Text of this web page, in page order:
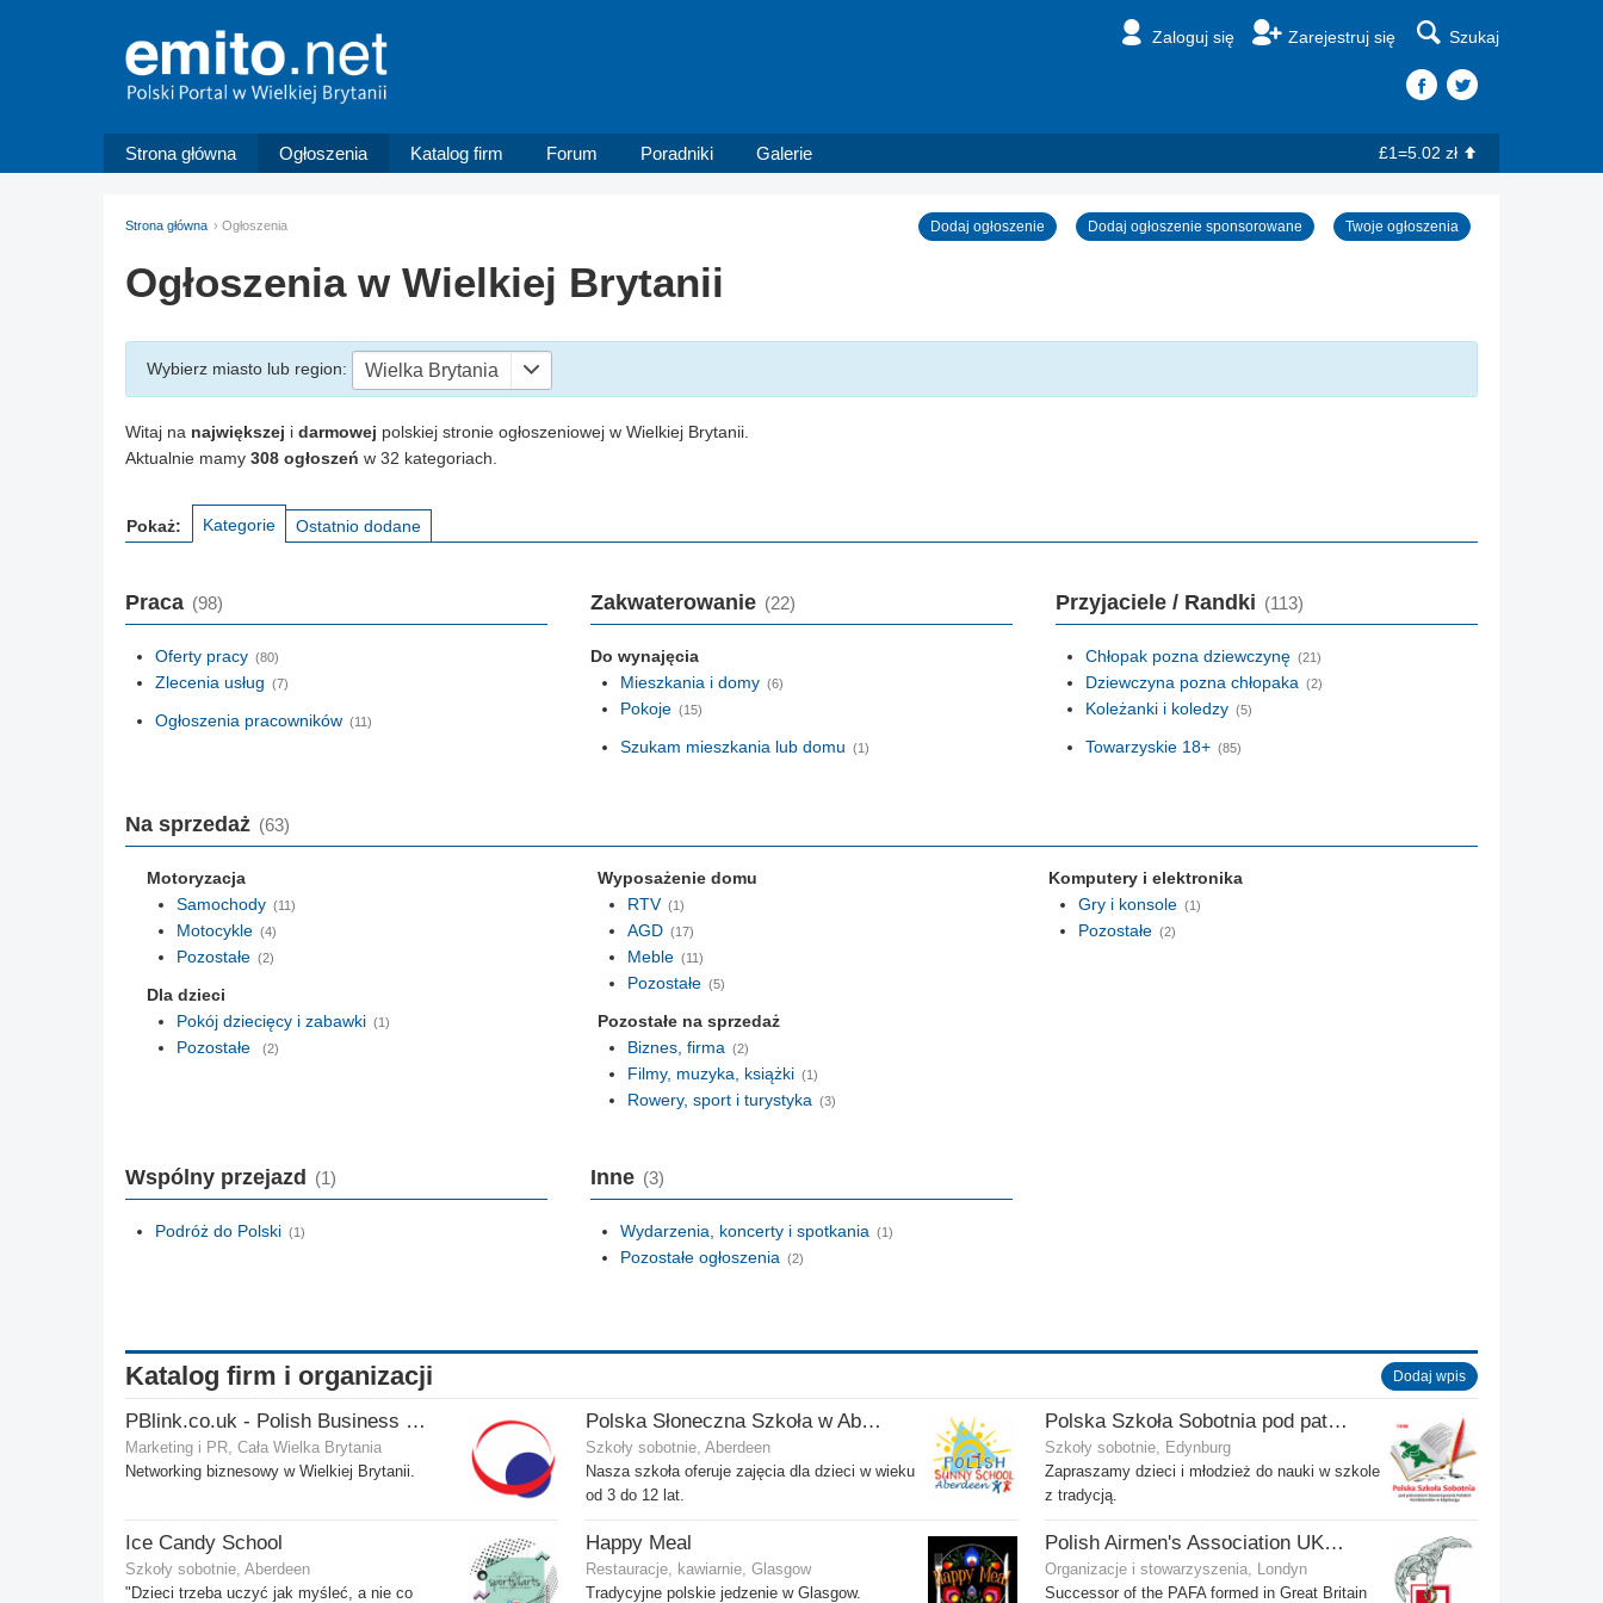
Zaloguj się Zarejestruj się Szukaj
Strona główna Ogłoszenia Katalog firm Forum Poradniki Galerie £1=5.02 zł
Strona główna Ogłoszenia Dodaj ogłoszenie Dodaj ogłoszenie sponsorowane Twoje ogłoszenia
Ogłoszenia w Wielkiej Brytanii
Wybierz miasto lub region: Wielka Brytania
Witaj na największej i darmowej polskiej stronie ogłoszeniowej w Wielkiej Brytanii.
Aktualnie mamy 308 ogłoszeń w 32 kategoriach.
Pokaż: Kategorie Ostatnio dodane
Praca (98)
Oferty pracy (80)
Zlecenia usług (7)
Ogłoszenia pracowników (11)
Zakwaterowanie (22)
Do wynajęcia
Mieszkania i domy (6)
Pokoje (15)
Szukam mieszkania lub domu (1)
Przyjaciele / Randki (113)
Chłopak pozna dziewczynę (21)
Dziewczyna pozna chłopaka (2)
Koleżanki i koledzy (5)
Towarzyskie 18+ (85)
Na sprzedaż (63)
Motoryzacja
Samochody (11)
Motocykle (4)
Pozostałe (2)
Dla dzieci
Pokój dziecięcy i zabawki (1)
Pozostałe (2)
Wyposażenie domu
RTV (1)
AGD (17)
Meble (11)
Pozostałe (5)
Pozostałe na sprzedaż
Biznes, firma (2)
Filmy, muzyka, książki (1)
Rowery, sport i turystyka (3)
Komputery i elektronika
Gry i konsole (1)
Pozostałe (2)
Wspólny przejazd (1)
Podróż do Polski (1)
Inne (3)
Wydarzenia, koncerty i spotkania (1)
Pozostałe ogłoszenia (2)
Katalog firm i organizacji Dodaj wpis
PBlink.co.uk - Polish Business Link
Marketing i PR, Cała Wielka Brytania
Networking biznesowy w Wielkiej Brytanii.
Polska Słoneczna Szkoła w Aberdeen
Szkoły sobotnie, Aberdeen
Nasza szkoła oferuje zajęcia dla dzieci w wieku
od 3 do 12 lat.
Polska Szkoła Sobotnia pod patronatem SPK w Edynburgu - Filia Stenhouse
Szkoły sobotnie, Edynburg
Zapraszamy dzieci i młodzież do nauki w szkole
z tradycją.
Ice Candy School
Szkoły sobotnie, Aberdeen
"Dzieci trzeba uczyć jak myśleć, a nie co
Happy Meal
Restauracje, kawiarnie, Glasgow
Tradycyjne polskie jedzenie w Glasgow.
Polish Airmen's Association UK - Związek Lotników Polskich WB
Organizacje i stowarzyszenia, Londyn
Successor of the PAFA formed in Great Britain